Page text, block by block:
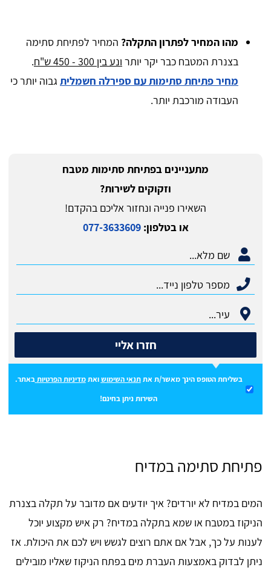
מהו המחיר לפתרון התקלה? המחיר לפתיחת סתימה
בצנרת המטבח כבר יקר יותר ונע בין 300 - 450 ש"ח
.
מחיר פתיחת סתימות עם ספירלה חשמלית גבוה יותר כי
העבודה מורכבת יותר.
מתעניינים בפתיחת סתימות מטבח
וזקוקים לשירות?
השאירו פנייה ונחזור אליכם בהקדם!
או בטלפון:077-3633609
חזרו אליי
בשליחת הטופס הינך מאשר/ת אתתנאי השימושואתמדיניות הפרטיות באתר.
השירות ניתן בחינם!
פתיחת סתימה במדיח
המים במדיח לא יורדים? איך יודעים אם מדובר על תקלה בצנרת
הניקוז במטבח או שמא בתקלה במדיח? רק איש מקצוע יוכל
לענות על כך, אבל אם אתם רוצים לגשש ויש לכם את היכולת. אז
ניתן לבדוק באמצעות העברת מים בפתח הניקוז שאליו מובילים